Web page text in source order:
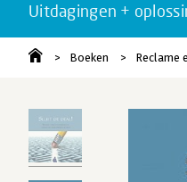
Uitdagingen +
Boeken Reclame